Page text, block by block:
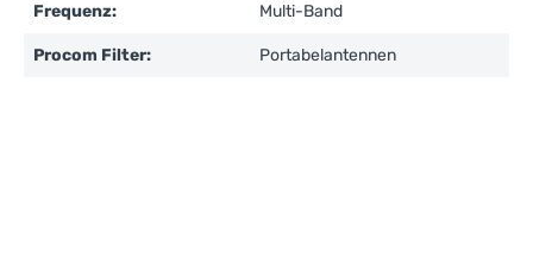
Frequenz: Multi-Band
Procom Filter: Portabelantennen